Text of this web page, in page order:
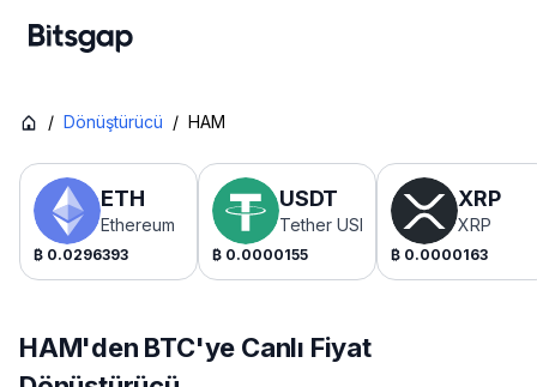
/ Dönüştürücü / HAM
ETH
Ethereum
₿ 0.0296393
USDT
Tether USDt
₿ 0.0000155
XRP
XRP
₿ 0.0000163
HAM'den BTC'ye Canlı Fiyat